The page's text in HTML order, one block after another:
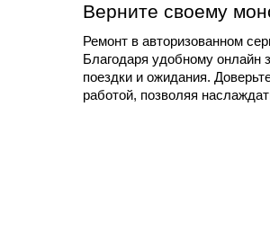
Верните своему
Ремонт в авторизованном
Благодаря удобному онлайн
поездки и ожидания.
работой, позволяя